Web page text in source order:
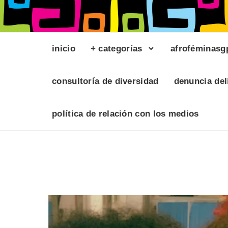
inicio + categorías
consultoría de diversidad denuncia
política de relación con los medios